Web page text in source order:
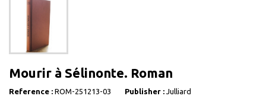
Mourir à Sélinonte. Roman
Reference : ROM-251213-03 Publisher : Julliard